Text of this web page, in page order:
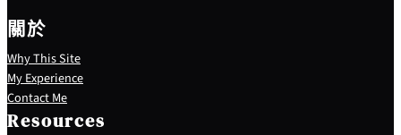
關於
Why This Site
My Experience
Contact Me
Resources